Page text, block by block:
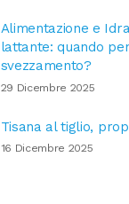
Alimentazione e
lattante: quando
svezzamento?
29 Dicembre 2025
Tisana al tiglio,
16 Dicembre 2025